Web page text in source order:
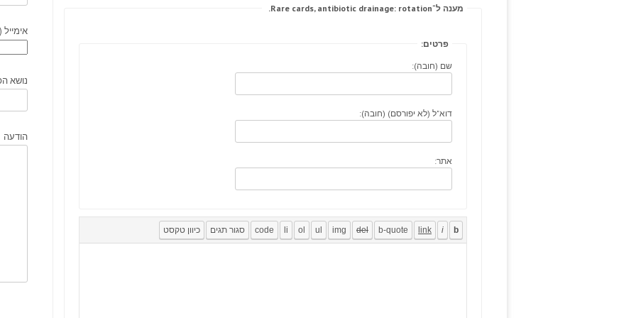
מענה ל־Rare cards, antibiotic drainage: rotation.
פרטים:
שם (חובה):
דוא"ל (לא יפורסם) (חובה):
אתר:
נושא
הודעה